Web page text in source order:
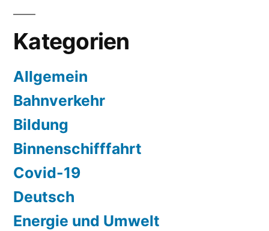
Kategorien
Allgemein
Bahnverkehr
Bildung
Binnenschifffahrt
Covid-19
Deutsch
Energie und Umwelt